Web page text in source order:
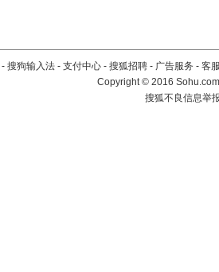
- 搜狗输入法 - 支付中心 - 搜狐招聘 - 广告服务 - 客
Copyright©2016
搜狐不良信息举